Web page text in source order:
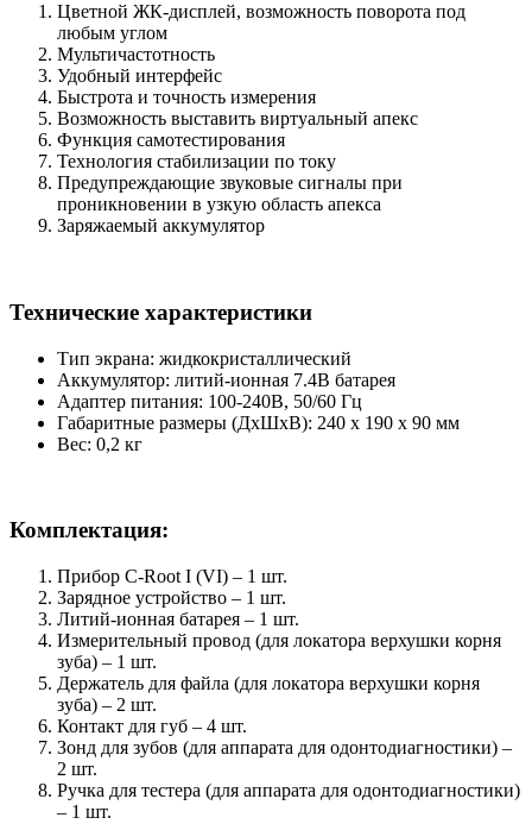
Цветной ЖК-дисплей, возможность поворота под
любым углом
Мультичастотность
Удобный интерфейс
Быстрота и точность измерения
Возможность выставить виртуальный апекс
Функция самотестирования
Технология стабилизации по току
Предупреждающие звуковые сигналы при
проникновении в узкую область апекса
Заряжаемый аккумулятор
Технические характеристики
Тип экрана: жидкокристаллический
Аккумулятор: литий-ионная 7.4В батарея
Адаптер питания: 100-240В, 50/60 Гц
Габаритные размеры (ДхШхВ): 240 х 190 х 90 мм
Вес: 0,2 кг
Комплектация:
Прибор C-Root I (VI) – 1 шт.
Зарядное устройство – 1 шт.
Литий-ионная батарея – 1 шт.
Измерительный провод (для локатора верхушки корня
зуба) – 1 шт.
Держатель для файла (для локатора верхушки корня
зуба) – 2 шт.
Контакт для губ – 4 шт.
Зонд для зубов (для аппарата для одонтодиагностики) –
2 шт.
Ручка для тестера (для аппарата для одонтодиагностики)
– 1 шт.